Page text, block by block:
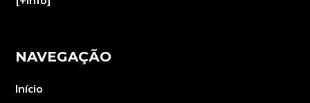
NAVEGAÇÃO
Início